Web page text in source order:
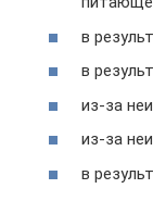
в
в
из-за
из-за
в